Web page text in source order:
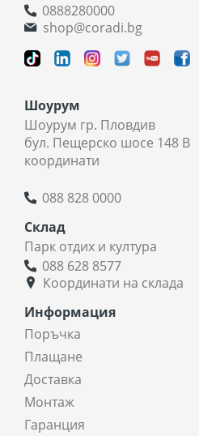
0888280000
shop@coradi.bg
Шоурум
Шоурум гр. Пловдив
бул. Пещерско шосе 148 В
координати
088 828 0000
Склад
Парк отдих и култура
088 628 8577
Координати на склада
Информация
Поръчка
Плащане
Доставка
Монтаж
Гаранция